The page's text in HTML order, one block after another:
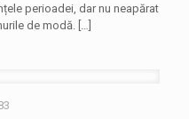
perioadei, dar nu neapărat
de modă.
[…]